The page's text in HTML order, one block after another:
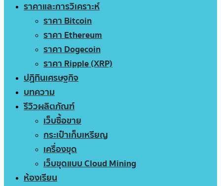
ราคาและการวิเคราะห์
ราคา Bitcoin
ราคา Ethereum
ราคา Dogecoin
ราคา Ripple (XRP)
ปฏิทินเศรษฐกิจ
บทความ
รีวิวผลิตภัณฑ์
เว็บซื้อขาย
กระเป๋าเก็บเหรียญ
เครื่องขุด
เว็บขุดแบบ Cloud Mining
ห้องเรียน